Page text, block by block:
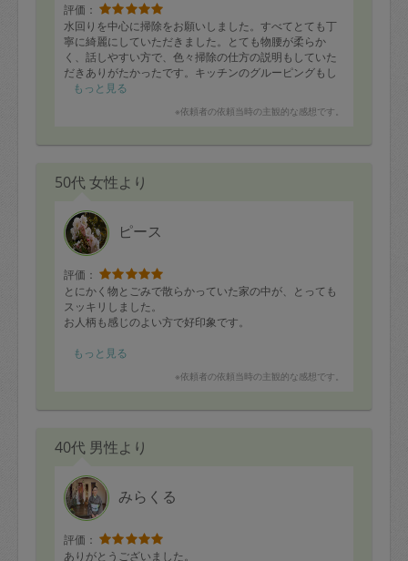
評価：
水回りを中心に掃除をお願いしました。すべてとても丁
寧に綺麗にしていただきました。とても物腰が柔らか
く、話しやすい方で、色々掃除の仕方の説明もしていた
だきありがたかったです。キッチンのグルーピングもし
ていただき、少しずつ改善していけたらいいなと思いま
もっと見る
※依頼者の依頼当時の主観的な感想です。
50代 女性より
ピース
評価：
とにかく物とごみで散らかっていた家の中が、とっても
スッキリしました。
お人柄も感じのよい方で好印象です。
家族も多く片付けや掃除が苦手なので、是非またお願い
もっと見る
※依頼者の依頼当時の主観的な感想です。
40代 男性より
みらくる
評価：
ありがとうございました。